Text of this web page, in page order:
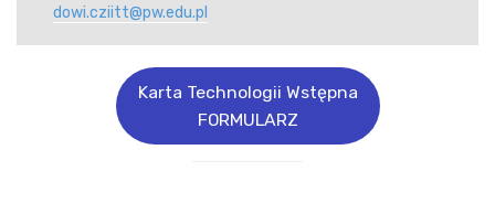
dowi.cziitt@pw.edu.pl
Karta Technologii Wstępna
FORMULARZ